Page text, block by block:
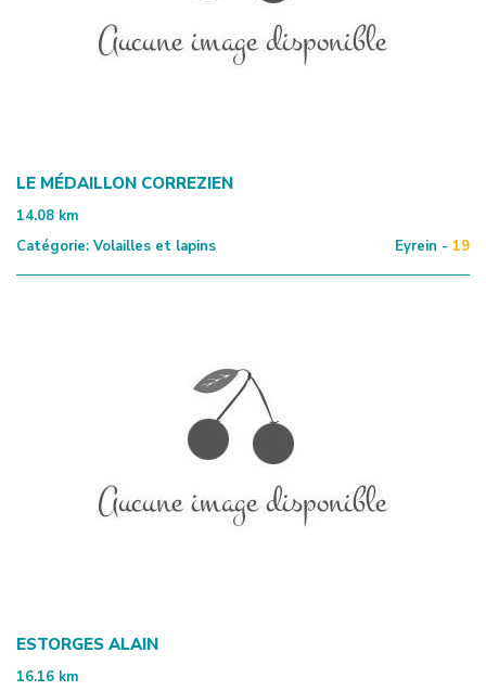
LE MÉDAILLON CORREZIEN
14.08 km
Catégorie: Volailles et lapins Eyrein - 19
ESTORGES ALAIN
16.16 km